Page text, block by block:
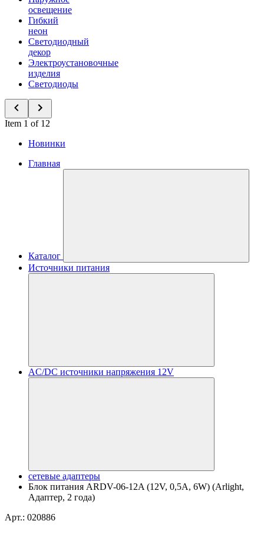
освещение
Гибкий
неон
Светодиодный
декор
Электроустановочные
изделия
Светодиоды
Item 1 of 12
Новинки
Главная
Каталог
Источники питания
AC/DC источники напряжения 12V
сетевые адаптеры
Блок питания ARDV-06-12A (12V, 0,5A, 6W) (Arlight,
Адаптер, 2 года)
Арт.: 020886